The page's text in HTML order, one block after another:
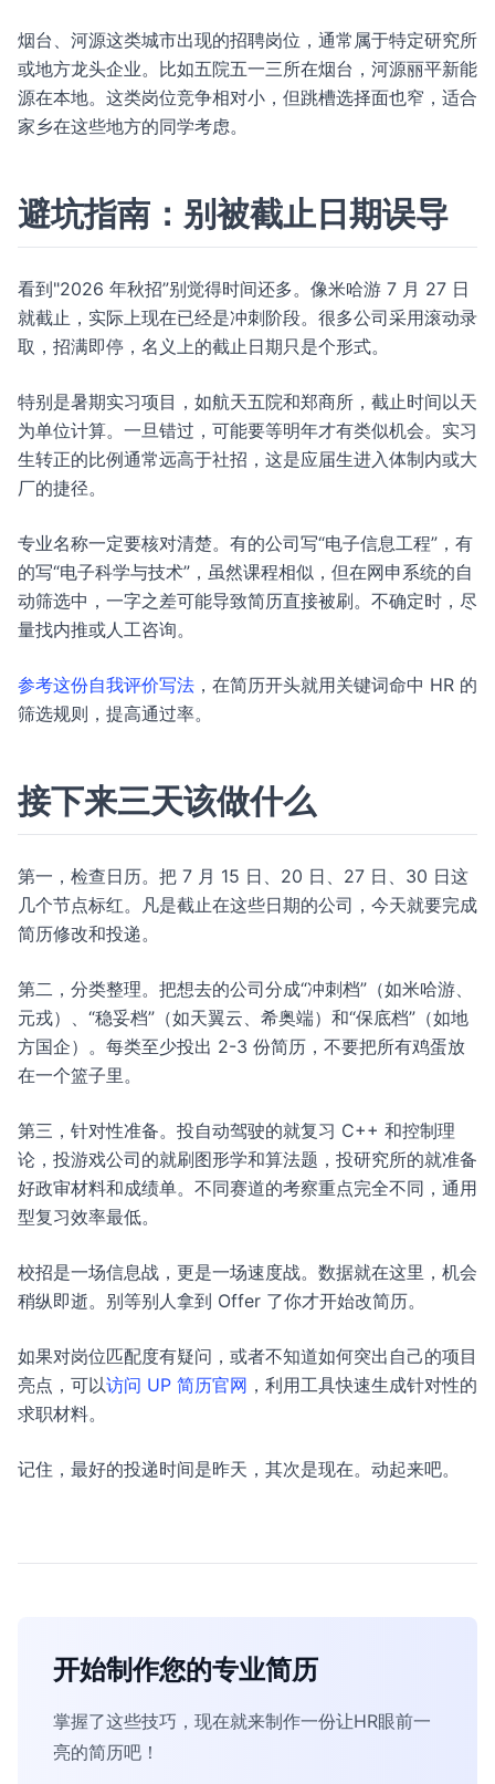
烟台、河源这类城市出现的招聘岗位，通常属于特定研究所
或地方龙头企业。比如五院五一三所在烟台，河源丽平新能
源在本地。这类岗位竞争相对小，但跳槽选择面也窄，适合
家乡在这些地方的同学考虑。
避坑指南：别被截止日期误导
看到"2026 年秋招”别觉得时间还多。像米哈游 7 月 27 日
就截止，实际上现在已经是冲刺阶段。很多公司采用滚动录
取，招满即停，名义上的截止日期只是个形式。
特别是暑期实习项目，如航天五院和郑商所，截止时间以天
为单位计算。一旦错过，可能要等明年才有类似机会。实习
生转正的比例通常远高于社招，这是应届生进入体制内或大
厂的捷径。
专业名称一定要核对清楚。有的公司写“电子信息工程”，有
的写“电子科学与技术”，虽然课程相似，但在网申系统的自
动筛选中，一字之差可能导致简历直接被刷。不确定时，尽
量找内推或人工咨询。
参考这份自我评价写法 ，在简历开头就用关键词命中 HR 的
筛选规则，提高通过率。
接下来三天该做什么
第一，检查日历。把 7 月 15 日、20 日、27 日、30 日这
几个节点标红。凡是截止在这些日期的公司，今天就要完成
简历修改和投递。
第二，分类整理。把想去的公司分成“冲刺档”（如米哈游、
元戎）、“稳妥档”（如天翼云、希奥端）和“保底档”（如地
方国企）。每类至少投出 2-3 份简历，不要把所有鸡蛋放
在一个篮子里。
第三，针对性准备。投自动驾驶的就复习 C++ 和控制理
论，投游戏公司的就刷图形学和算法题，投研究所的就准备
好政审材料和成绩单。不同赛道的考察重点完全不同，通用
型复习效率最低。
校招是一场信息战，更是一场速度战。数据就在这里，机会
稍纵即逝。别等别人拿到 Offer 了你才开始改简历。
如果对岗位匹配度有疑问，或者不知道如何突出自己的项目
亮点，可以访问 UP 简历官网 ，利用工具快速生成针对性的
求职材料。
记住，最好的投递时间是昨天，其次是现在。动起来吧。
开始制作您的专业简历
掌握了这些技巧，现在就来制作一份让HR眼前一
亮的简历吧！